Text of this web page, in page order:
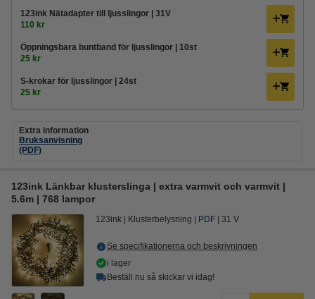
123ink Nätadapter till ljusslingor | 31V
110 kr
Öppningsbara buntband för ljusslingor | 10st
25 kr
S-krokar för ljusslingor | 24st
25 kr
Extra information
Bruksanvisning
(PDF)
123ink Länkbar klusterslinga | extra varmvit och varmvit |
5.6m | 768 lampor
123ink Klusterbelysning PDF 31 V
Se specifikationerna och beskrivningen
i lager
Beställ nu så skickar vi idag!